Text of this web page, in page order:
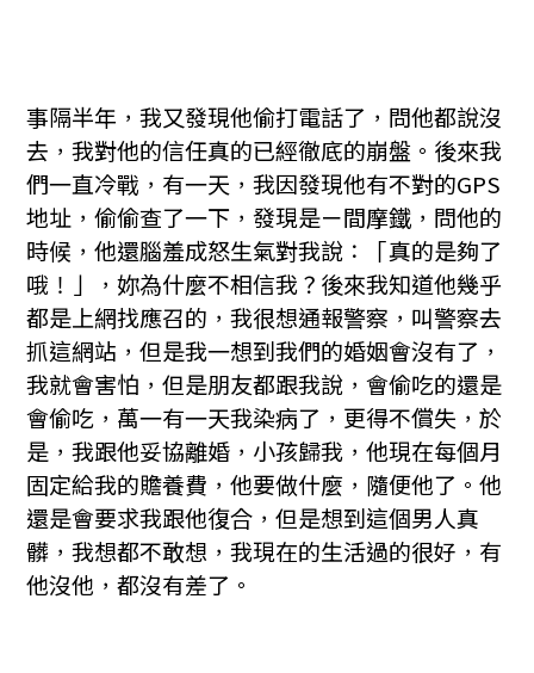
事隔半年，我又發現他偷打電話了，問他都說沒
去，我對他的信任真的已經徹底的崩盤。後來我
們一直冷戰，有一天，我因發現他有不對的GPS
地址，偷偷查了一下，發現是ㄧ間摩鐵，問他的
時候，他還腦羞成怒生氣對我說：「真的是夠了
哦！」，妳為什麼不相信我？後來我知道他幾乎
都是上網找應召的，我很想通報警察，叫警察去
抓這網站，但是我一想到我們的婚姻會沒有了，
我就會害怕，但是朋友都跟我說，會偷吃的還是
會偷吃，萬一有一天我染病了，更得不償失，於
是，我跟他妥協離婚，小孩歸我，他現在每個月
固定給我的贍養費，他要做什麼，隨便他了。他
還是會要求我跟他復合，但是想到這個男人真
髒，我想都不敢想，我現在的生活過的很好，有
他沒他，都沒有差了。